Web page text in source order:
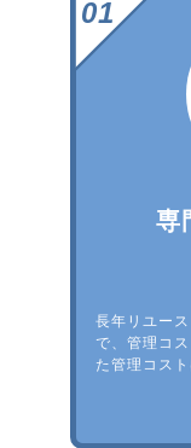
専
長年リユー
で、管理コ
た管理コス